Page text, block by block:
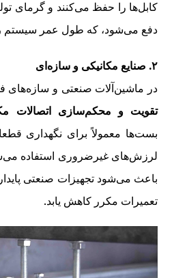
کابل‌ها را حفظ می‌کنند و گرمای
دفع می‌شود، که طول عمر سیستم
۲. صنایع مکانیکی و سازه‌ای
در ماشین‌آلات صنعتی و سازه‌های
تقویت و محکم‌سازی اتصالات
بست‌ها معمولاً برای نگهداری
لرزش‌های غیرضروری استفاده
باعث می‌شود تجهیزات صنعتی
تعمیرات مکرر کاهش یابد.